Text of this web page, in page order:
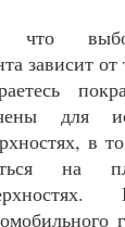
что
зависит
для
в
на